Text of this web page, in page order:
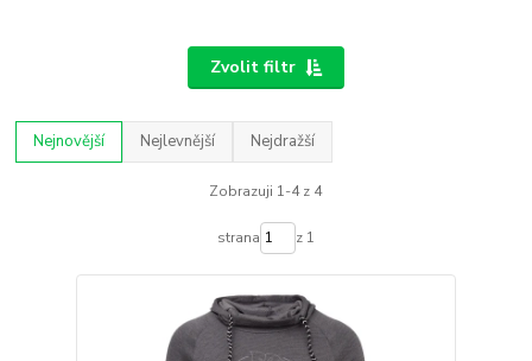
Zvolit filtr
Nejnovější Nejlevnější Nejdražší
Zobrazuji 1-4 z 4
strana z 1